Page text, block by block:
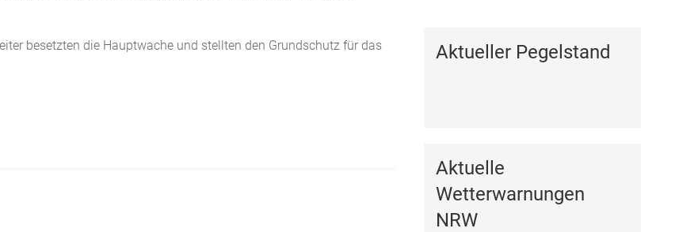
besetzten die Hauptwache und stellten den Grundschutz für das
Aktueller Pegelstand
Aktuelle
Wetterwarnungen
NRW